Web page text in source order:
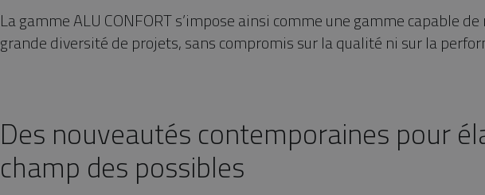
La gamme ALU CONFORT s’impose ainsi comme une gamme capable
grande diversité de projets, sans compromis sur la qualité ni sur la
Des nouveautés contemporaines pour
champ des possibles